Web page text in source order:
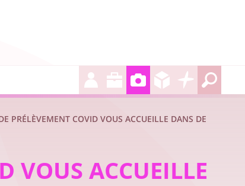
PRÉLÈVEMENT COVID VOUS ACCUEILLE DANS DE
VOUS ACCUEILLE